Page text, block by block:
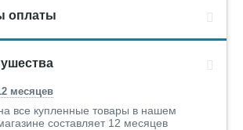
оплаты
месяцев
все купленные товары в нашем
составляет 12 месяцев